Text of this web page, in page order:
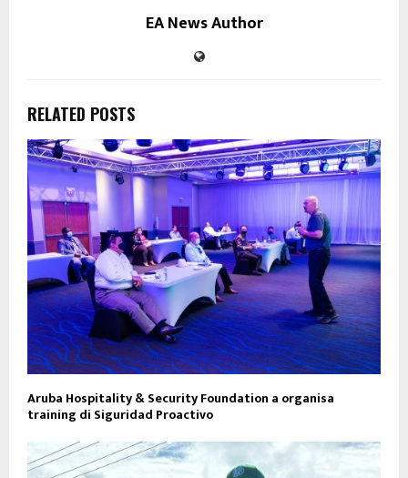
EA News Author
RELATED POSTS
Aruba Hospitality & Security Foundation a organisa
training di Siguridad Proactivo